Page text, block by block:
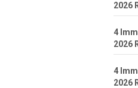
2026
4
2026
4
2026